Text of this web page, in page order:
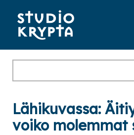
Lähikuvassa:
voiko molemmat